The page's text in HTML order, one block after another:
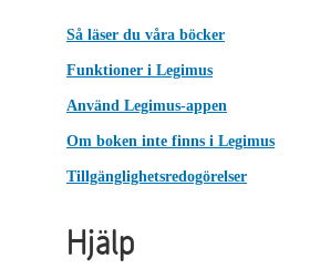
Så läser du våra böcker
Funktioner i Legimus
Använd Legimus-appen
Om boken inte finns i Legimus
Tillgänglighetsredogörelser
Hjälp